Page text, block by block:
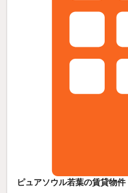
ピュアソウル若葉の賃貸物件